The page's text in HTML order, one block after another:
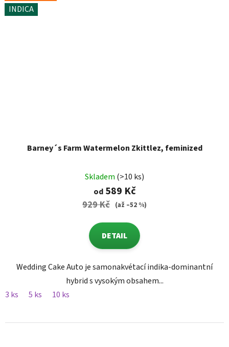
INDICA
Barney´s Farm Watermelon Zkittlez, feminized
Skladem (>10 ks)
od589 Kč
929 Kč (až –52 %)
DETAIL
Wedding Cake Auto je samonakvétací indika-dominantní
hybrid s vysokým obsahem...
3 ks
5 ks 10 ks